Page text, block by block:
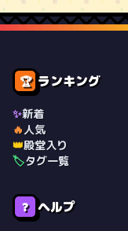
🏆 ランキング
✨新着
🔥人気
👑殿堂入り
🏷️タグ一覧
❓ ヘルプ